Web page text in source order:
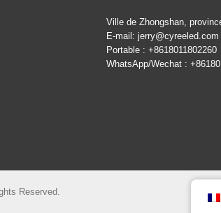
Ville de Zhongshan,
E-mail: jerry@cyreeled.com
Portable : +8618011802260
WhatsApp/Wechat :
Reserved.